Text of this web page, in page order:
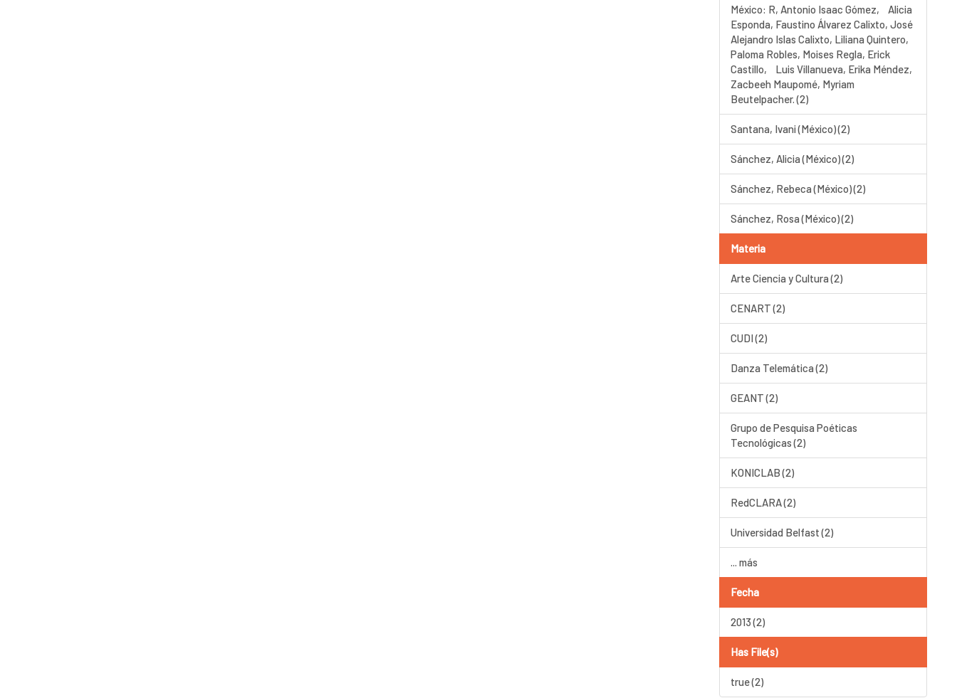
México: R, Antonio Isaac Gómez, Alicia
Esponda, Faustino Álvarez Calixto, José
Alejandro Islas Calixto, Liliana Quintero,
Paloma Robles, Moises Regla, Erick
Castillo, Luis Villanueva, Erika Méndez,
Zacbeeh Maupomé, Myriam
Beutelpacher. (2)
Santana, Ivani (México) (2)
Sánchez, Alicia (México) (2)
Sánchez, Rebeca (México) (2)
Sánchez, Rosa (México) (2)
Materia
Arte Ciencia y Cultura (2)
CENART (2)
CUDI (2)
Danza Telemática (2)
GEANT (2)
Grupo de Pesquisa Poéticas
Tecnológicas (2)
KONICLAB (2)
RedCLARA (2)
Universidad Belfast (2)
... más
Fecha
2013 (2)
Has File(s)
true (2)